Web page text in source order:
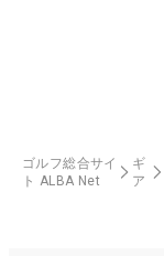
ゴルフ総合サイ
ト ALBA Net
ギ
ア